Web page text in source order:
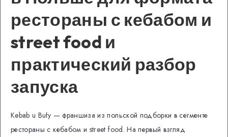
рестораны с кебабом и
street food и
практический разбор
запуска
Kebab u Buły — франшиза из польской подборки в сегменте
рестораны с кебабом и street food. На первый взгляд